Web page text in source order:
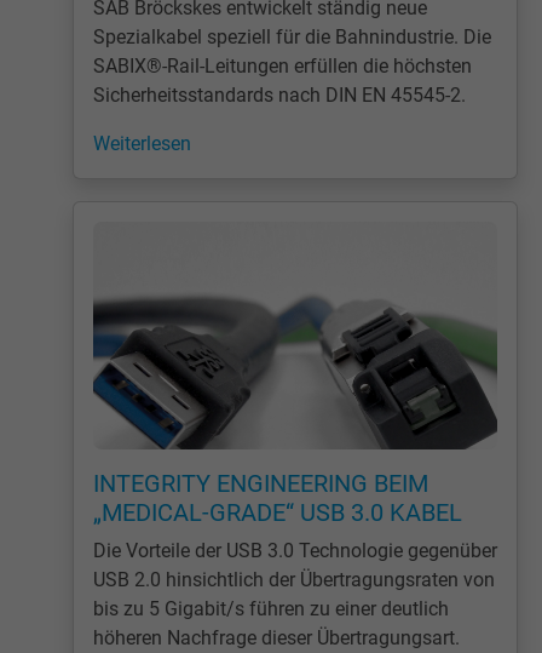
_gid, Google Analytics
Anbieter Google LLC
Laufzeit 1 Tag
_gat_UA-4852692-1, Google Analytics
Anbieter Google LLC
1 Minute
Zweck
Cookie von Google für Website-Analysen.
Erzeugt statistische Daten darüber, wie der
Besucher die Website nutzt.
IDE, Google DoubleClick
SAB Bröckskes entwickelt ständig neue
Spezialkabel speziell für die Bahnindustrie. Die
SABIX®-Rail-Leitungen erfüllen die höchsten
Sicherheitsstandards nach DIN EN 45545-2.
Weiterlesen
INTEGRITY ENGINEERING BEIM
„MEDICAL-GRADE“ USB 3.0 KABEL
Die Vorteile der USB 3.0 Technologie gegenüber
USB 2.0 hinsichtlich der Übertragungsraten von
bis zu 5 Gigabit/s führen zu einer deutlich
höheren Nachfrage dieser Übertragungsart.